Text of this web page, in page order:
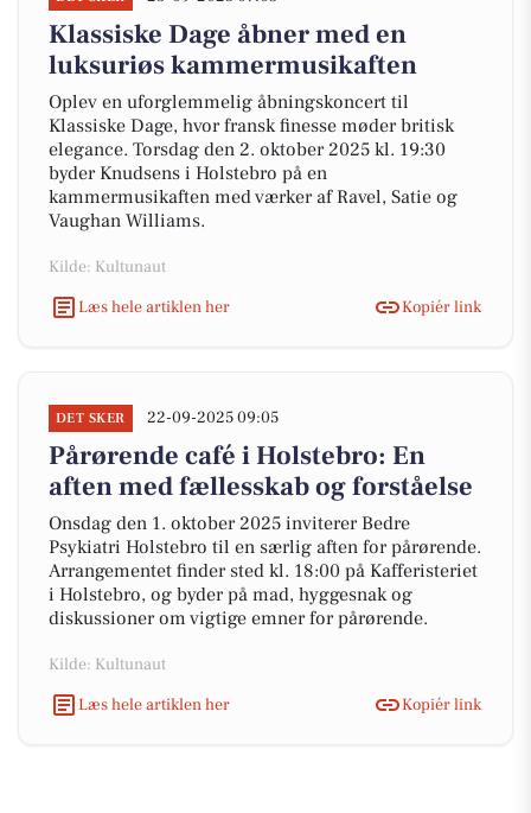
Klassiske Dage åbner med en
luksuriøs kammermusikaften
Oplev en uforglemmelig åbningskoncert til
Klassiske Dage, hvor fransk finesse møder britisk
elegance. Torsdag den 2. oktober 2025 kl. 19:30
byder Knudsens i Holstebro på en
kammermusikaften med værker af Ravel, Satie og
Vaughan Williams.
Kilde: Kultunaut
Læs hele artiklen her
Kopiér link
DET SKER 22-09-2025 09:05
Pårørende café i Holstebro: En
aften med fællesskab og forståelse
Onsdag den 1. oktober 2025 inviterer Bedre
Psykiatri Holstebro til en særlig aften for pårørende.
Arrangementet finder sted kl. 18:00 på Kafferisteriet
i Holstebro, og byder på mad, hyggesnak og
diskussioner om vigtige emner for pårørende.
Kilde: Kultunaut
Læs hele artiklen her
Kopiér link